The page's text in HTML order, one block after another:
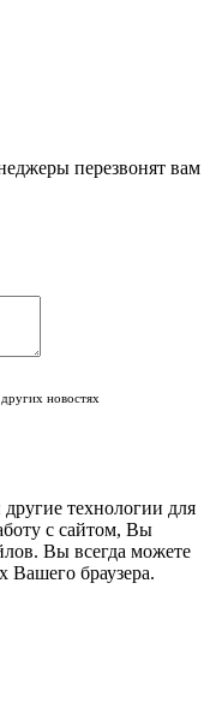
перезвонят вам
новостях
технологии для
с сайтом, Вы
Вы всегда можете
Вашего браузера.